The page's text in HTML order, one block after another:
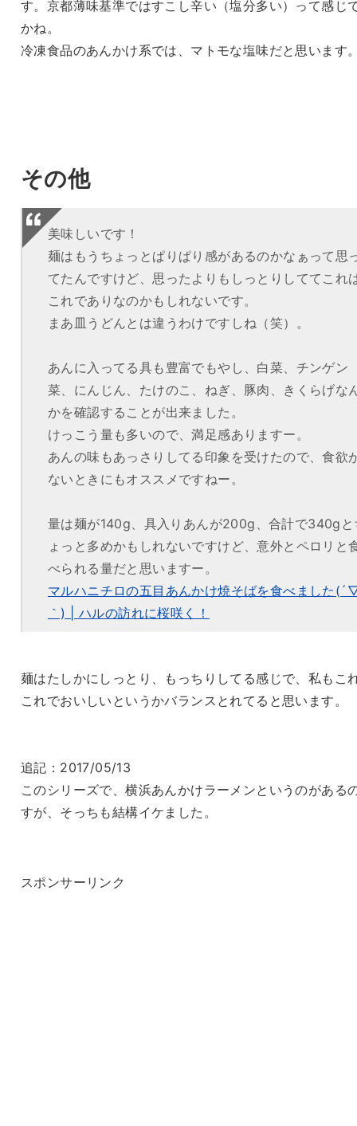
す。京都薄味基準ではすこし辛い（塩分多い）って感じ
かね。
冷凍食品のあんかけ系では、マトモな塩味だと思います
その他
美味しいです！
麺はもうちょっとぱりぱり感があるのかなぁって思
てたんですけど、思ったよりもしっとりしててこれ
これでありなのかもしれないです。
まあ皿うどんとは違うわけですしね（笑）。
あんに入ってる具も豊富でもやし、白菜、チンゲン
菜、にんじん、たけのこ、ねぎ、豚肉、きくらげな
かを確認することが出来ました。
けっこう量も多いので、満足感ありますー。
あんの味もあっさりしてる印象を受けたので、食欲
ないときにもオススメですねー。
量は麺が140g、具入りあんが200g、合計で340gと
ょっと多めかもしれないですけど、意外とペロリと
べられる量だと思いますー。
マルハニチロの五目あんかけ焼そばを食べました
｀) | ハルの訪れに桜咲く！
麺はたしかにしっとり、もっちりしてる感じで、私もこ
これでおいしいというかバランスとれてると思います。
追記：2017/05/13
このシリーズで、横浜あんかけラーメンというのがある
すが、そっちも結構イケました。
スポンサーリンク